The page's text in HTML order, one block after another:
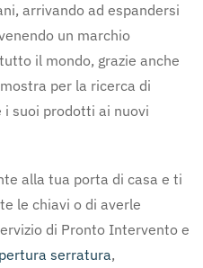
arrivando ad espandersi
un marchio
il mondo, grazie anche
per la ricerca di
i suoi prodotti ai nuovi
alla tua porta di casa e ti
le chiavi o di averle
di Pronto Intervento e
serratura,